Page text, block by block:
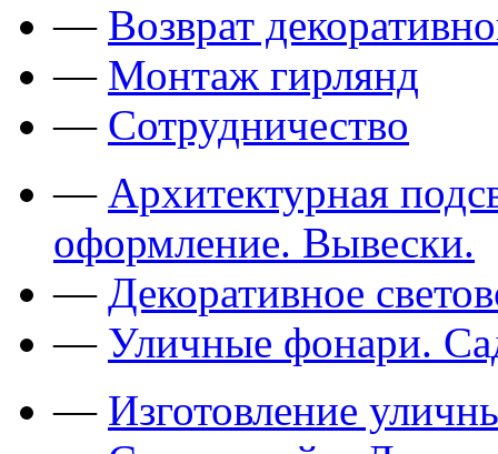
— Возврат
— Монтаж гирлянд
— Сотрудничество
— Архитектурная
оформление. Вывески.
— Декоративное
— Уличные фонари.
— Изготовление